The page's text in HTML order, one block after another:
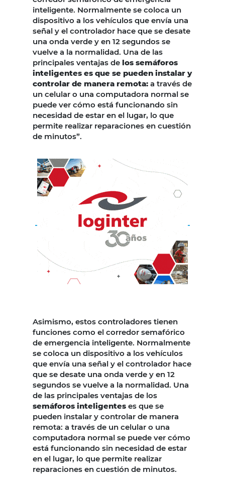
inteligente. Normalmente se coloca un
dispositivo a los vehículos que envía una
señal y el controlador hace que se desate
una onda verde y en 12 segundos se
vuelve a la normalidad. Una de las
principales ventajas de los semáforos
inteligentes es que se pueden instalar y
controlar de manera remota: a través de
un celular o una computadora normal se
puede ver cómo está funcionando sin
necesidad de estar en el lugar, lo que
permite realizar reparaciones en cuestión
de minutos”.
Asimismo, estos controladores tienen
funciones como el corredor semafórico
de emergencia inteligente. Normalmente
se coloca un dispositivo a los vehículos
que envía una señal y el controlador hace
que se desate una onda verde y en 12
segundos se vuelve a la normalidad. Una
de las principales ventajas de los
semáforos inteligentes es que se
pueden instalar y controlar de manera
remota: a través de un celular o una
computadora normal se puede ver cómo
está funcionando sin necesidad de estar
en el lugar, lo que permite realizar
reparaciones en cuestión de minutos.